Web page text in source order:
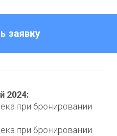
заявку
2024:
при бронировании
при бронировании